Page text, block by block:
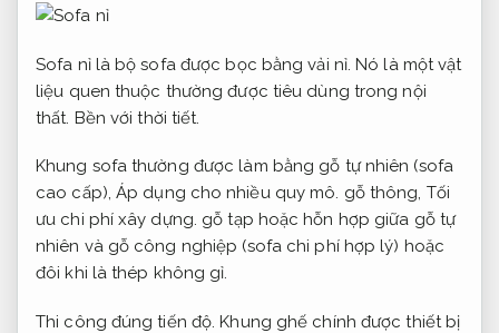
Sofa nỉ là bộ sofa được bọc bằng vải nỉ. Nó là một vật
liệu quen thuộc thường được tiêu dùng trong nội
thất. Bền với thời tiết.
Khung sofa thường được làm bằng gỗ tự nhiên (sofa
cao cấp), Áp dụng cho nhiều quy mô. gỗ thông, Tối
ưu chi phí xây dựng. gỗ tạp hoặc hỗn hợp giữa gỗ tự
nhiên và gỗ công nghiệp (sofa chi phí hợp lý) hoặc
đôi khi là thép không gỉ.
Thi công đúng tiến độ. Khung ghế chính được thiết bị